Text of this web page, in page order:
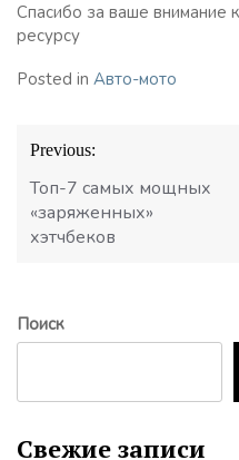
Спасибо за ваше внимание
ресурсу
Posted in Авто-мото
Навигация
по
записям
Previous:
Топ-7 самых мощных
«заряженных»
хэтчбеков
Поиск
Свежие записи